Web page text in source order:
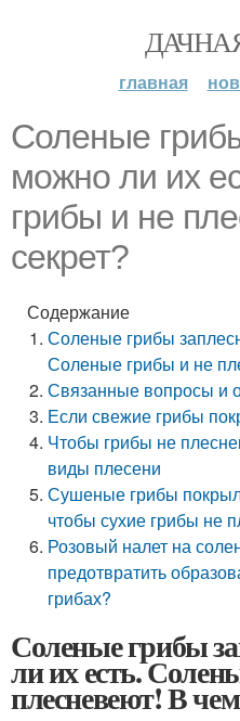
главная
Соленые
можно ли их
грибы и не
секрет?
Содержание
Соленые грибы
Соленые грибы и не
Связанные вопросы и
Если свежие грибы
Чтобы грибы не
виды плесени
Сушеные грибы
чтобы сухие грибы не
Розовый налет на
предотвратить
грибах?
Соленые грибы
ли их есть.
плесневеют! В